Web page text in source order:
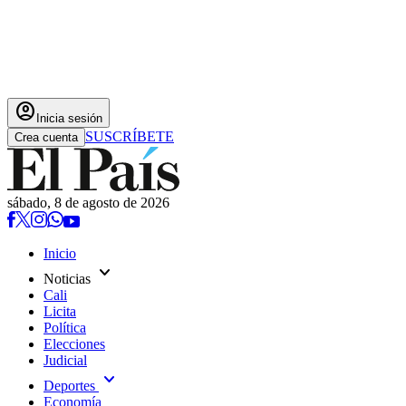
account_circle Inicia sesión
Crea cuenta SUSCRÍBETE
sábado, 8 de agosto de 2026
Inicio
Noticias expand_more
Cali
Licita
Política
Elecciones
Judicial
Deportes expand_more
Economía